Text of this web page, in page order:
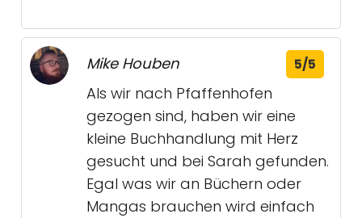
Mike Houben 5/5
Als wir nach Pfaffenhofen
gezogen sind, haben wir eine
kleine Buchhandlung mit Herz
gesucht und bei Sarah gefunden.
Egal was wir an Büchern oder
Mangas brauchen wird einfach